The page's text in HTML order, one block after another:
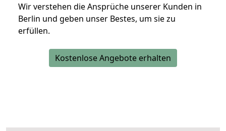
Wir verstehen die Ansprüche unserer Kunden in
Berlin und geben unser Bestes, um sie zu
erfüllen.
Kostenlose Angebote erhalten